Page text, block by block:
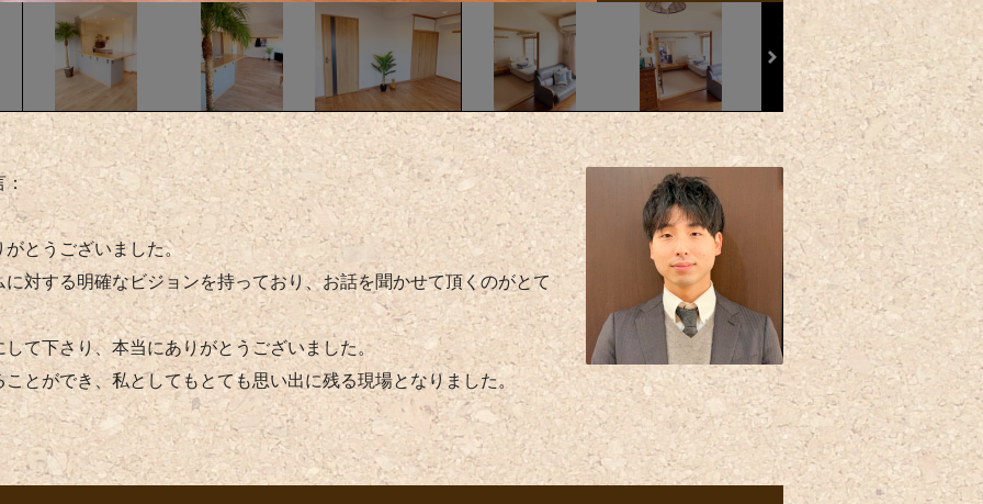
：
とうございました。
対する明確なビジョンを持っており、お話を聞かせて頂くのがとて
て下さり、本当にありがとうございました。
とができ、私としてもとても思い出に残る現場となりました。